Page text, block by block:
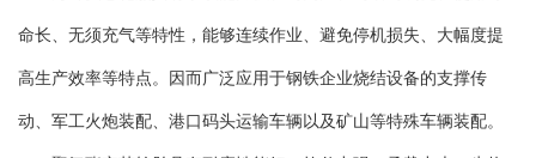
命长、无须充气等特性，能够连续作业、避免停机损失、大幅度提
高生产效率等特点。因而广泛应用于钢铁企业烧结设备的支撑传
动、军工火炮装配、港口码头运输车辆以及矿山等特殊车辆装配。